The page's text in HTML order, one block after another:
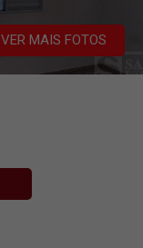
VER MAIS FOTOS